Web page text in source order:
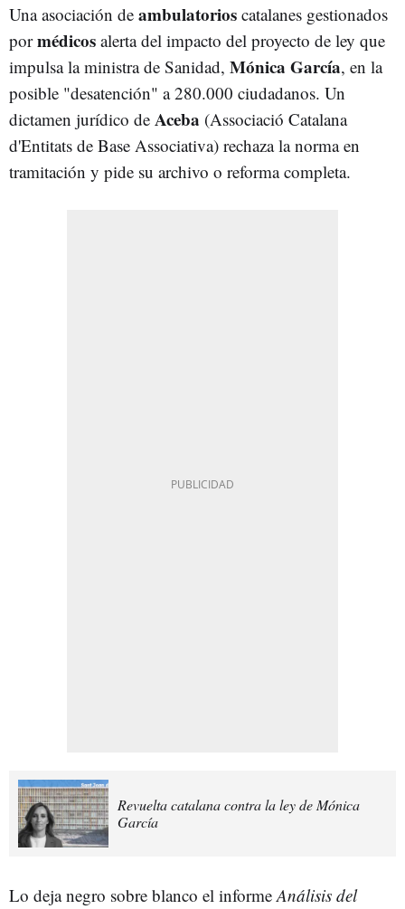
Una asociación de ambulatorios catalanes gestionados
pormédicos alerta del impacto del proyecto de ley que
impulsa la ministra de Sanidad, Mónica García, en la
posible "desatención" a 280.000 ciudadanos. Un
dictamen jurídico de Aceba (Associació Catalana
d'Entitats de Base Associativa) rechaza la norma en
tramitación y pide su archivo o reforma completa.
Revuelta catalana contra la ley de Mónica
García
Lo deja negro sobre blanco el informe Análisis del